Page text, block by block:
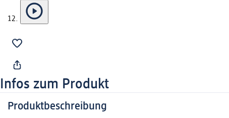
Infos zum Produkt
Produktbeschreibung